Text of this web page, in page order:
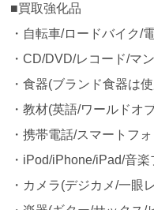
■買取強化品
・自転車/ロードバイク/
・CD/DVD/レコード/マ
・食器(ブランド食器は
・教材(英語/ワールドオ
・携帯電話/スマートフ
・iPod/iPhone/iPad/音
・カメラ(デジカメ/一眼